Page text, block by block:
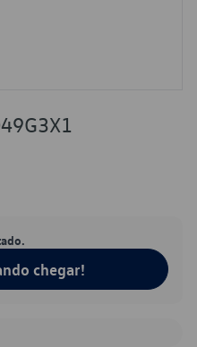
chegar!